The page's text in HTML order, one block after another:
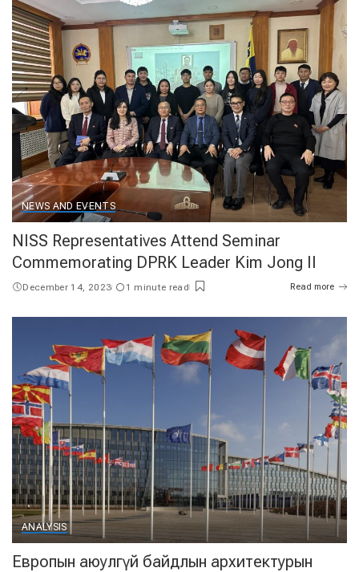
NEWS AND EVENTS
NISS Representatives Attend Seminar
Commemorating DPRK Leader Kim Jong Il
December 14, 2023 1 minute read Read more
ANALYSIS
Европын аюулгүй байдлын архитектурын